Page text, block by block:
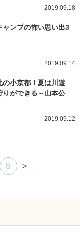
2019.09.18
ャンプの怖い思い出3
2019.09.14
の小京都！夏は川遊
りができる～山本公…
2019.09.12
5 ＞